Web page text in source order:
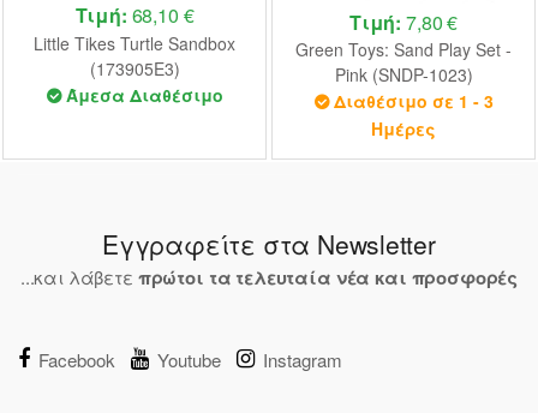
Τιμή: 68,10 €
Little Tikes Turtle Sandbox
(173905E3)
Άμεσα Διαθέσιμο
Τιμή: 7,80 €
Green Toys: Sand Play Set -
Pink (SNDP-1023)
Διαθέσιμο σε 1 - 3
Ημέρες
Εγγραφείτε στα Newsletter
...και λάβετε πρώτοι τα τελευταία νέα και προσφορές
Facebook Youtube Instagram